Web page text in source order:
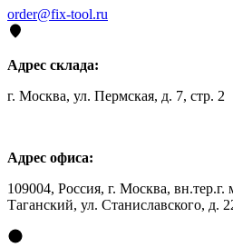
order@fix-tool.ru
Адрес склада:
г. Москва, ул. Пермская, д. 7, стр. 2
Адрес офиса:
109004, Россия, г. Москва,
Таганский, ул. Станиславского, д.